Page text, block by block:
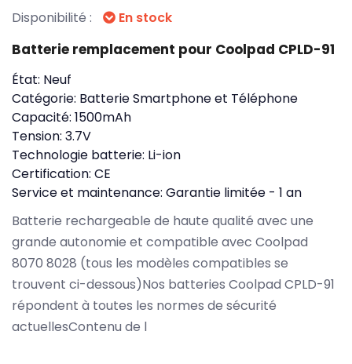
Disponibilité : En stock
Batterie remplacement pour Coolpad CPLD-91
État: Neuf
Catégorie: Batterie Smartphone et Téléphone
Capacité: 1500mAh
Tension: 3.7V
Technologie batterie: Li-ion
Certification: CE
Service et maintenance: Garantie limitée - 1 an
Batterie rechargeable de haute qualité avec une
grande autonomie et compatible avec Coolpad
8070 8028 (tous les modèles compatibles se
trouvent ci-dessous)Nos batteries Coolpad CPLD-91
répondent à toutes les normes de sécurité
actuellesContenu de l